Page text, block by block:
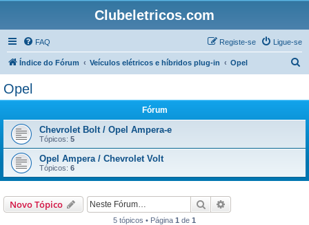
Clubeletricos.com
FAQ Ligue-se
Registe-se
Índice do Fórum Veículos elétricos e híbridos plug-in Opel
a
Opel
Fórum
Chevrolet Bolt / Opel Ampera-e
Tópicos: 5
Opel Ampera / Chevrolet Volt
Tópicos: 6
Novo Tópico Pesquisar
5 tópicos • Página 1 de 1